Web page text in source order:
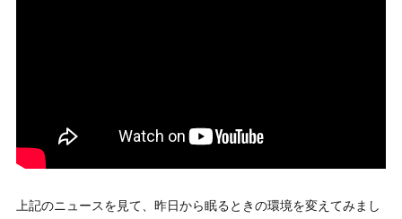
上記のニュースを見て、昨日から眠るときの環境を変えてみまし